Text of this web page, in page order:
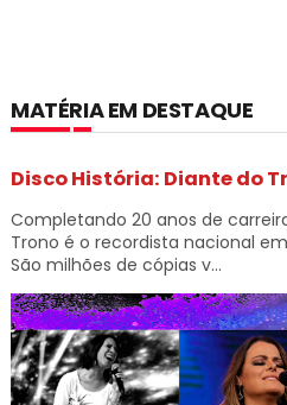
MATÉRIA EM DESTAQUE
Disco História: Diante do
Completando 20 anos de
Trono é o recordista nacional
São milhões de cópias v...